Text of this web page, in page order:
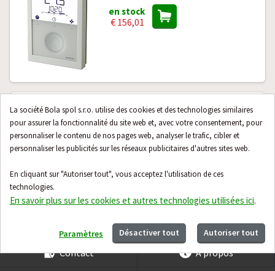
La société Bola spol s.r.o. utilise des cookies et des technologies similaires
pour assurer la fonctionnalité du site web et, avec votre consentement, pour
personnaliser le contenu de nos pages web, analyser le trafic, cibler et
personnaliser les publicités sur les réseaux publicitaires d'autres sites web.
En cliquant sur "Autoriser tout", vous acceptez l'utilisation de ces
technologies.
En savoir plus sur les cookies et autres technologies utilisées ici.
Paramètres Désactiver tout Autoriser tout
en stock
€ 156,01
Thermostat d'ambiance Honeywell
T6360B1002 10/30 °C avec feedback
de température
en stock
Contact À propos